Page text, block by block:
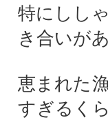
特にしし
き合いが
恵まれた
すぎるく